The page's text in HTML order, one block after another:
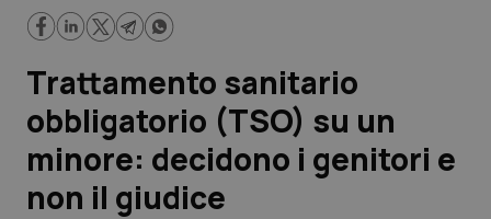
Regioni e Asl
Lavoro e Professioni
Scienza e Farmaci
Studi e Analisi
Trattamento sanitario
obbligatorio (TSO) su un
minore: decidono i genitori e
non il giudice